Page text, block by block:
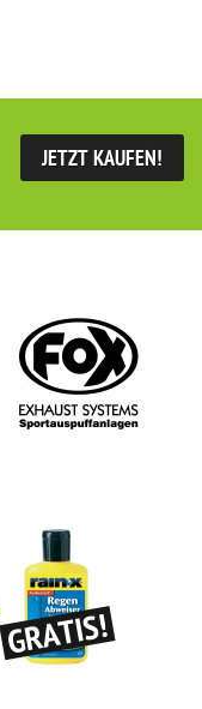
JETZT KAUFEN!